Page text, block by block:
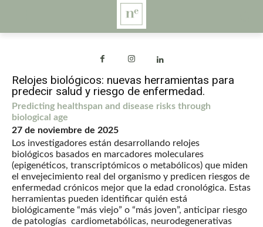
Relojes biológicos: nuevas herramientas para
predecir salud y riesgo de enfermedad.
Predicting healthspan and disease risks through
biological age
27 de noviembre de 2025
Los investigadores están desarrollando relojes
biológicos basados en marcadores moleculares
(epigenéticos, transcriptómicos o metabólicos) que miden
el envejecimiento real del organismo y predicen riesgos de
enfermedad crónicos mejor que la edad cronológica. Estas
herramientas pueden identificar quién está
biológicamente “más viejo” o “más joven”, anticipar riesgo
de patologías cardiometabólicas, neurodegenerativas